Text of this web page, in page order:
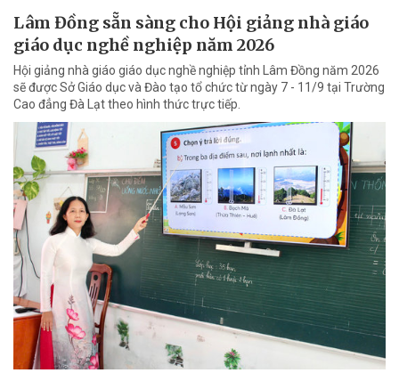
Lâm Đồng sẵn sàng cho Hội giảng nhà giáo
giáo dục nghề nghiệp năm 2026
Hội giảng nhà giáo giáo dục nghề nghiệp tỉnh Lâm Đồng năm 2026
sẽ được Sở Giáo dục và Đào tạo tổ chức từ ngày 7 - 11/9 tại Trường
Cao đẳng Đà Lạt theo hình thức trực tiếp.